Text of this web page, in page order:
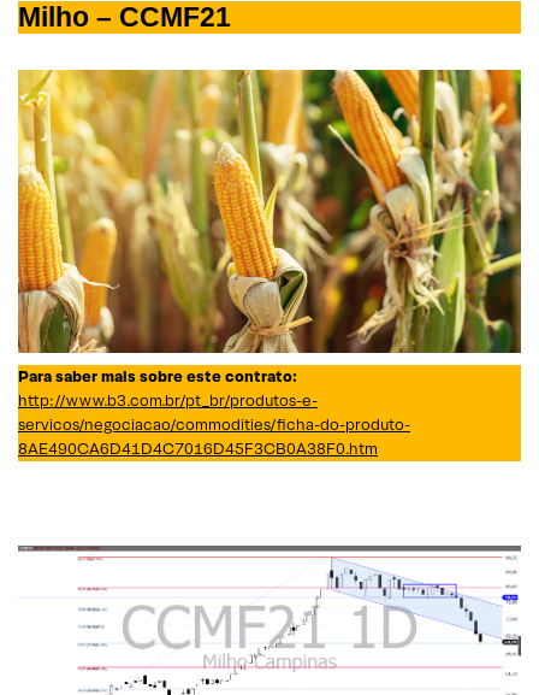
Milho – CCMF21
Para saber mais sobre este contrato:
http://www.b3.com.br/pt_br/produtos-e-
servicos/negociacao/commodities/ficha-do-produto-
8AE490CA6D41D4C7016D45F3CB0A38F0.htm